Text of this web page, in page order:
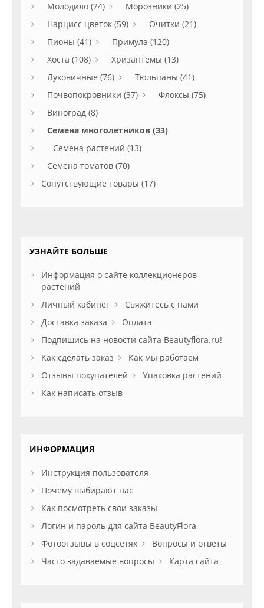
Молодило (24)
Морозники (25)
Нарцисс цветок (59)
Очитки (21)
Пионы (41)
Примула (120)
Хоста (108)
Хризантемы (13)
Луковичные (76)
Тюльпаны (41)
Почвопокровники (37)
Флоксы (75)
Виноград (8)
Семена многолетников (33)
Семена растений (13)
Семена томатов (70)
Сопутствующие товары (17)
УЗНАЙТЕ БОЛЬШЕ
Информация о сайте коллекционеров
растений
Личный кабинет
Свяжитесь с нами
Доставка заказа
Оплата
Подпишись на новости сайта Beautyflora.ru!
Как сделать заказ
Как мы работаем
Отзывы покупателей
Упаковка растений
Как написать отзыв
ИНФОРМАЦИЯ
Инструкция пользователя
Почему выбирают нас
Как посмотреть свои заказы
Логин и пароль для сайта BeautyFlora
Фотоотзывы в соцсетях
Вопросы и ответы
Часто задаваемые вопросы
Карта сайта